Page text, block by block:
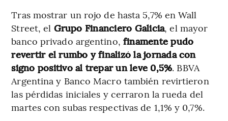
Tras mostrar un rojo de hasta 5,7% en Wall
Street, el Grupo Financiero Galicia, el mayor
banco privado argentino, finamente pudo
revertir el rumbo y finalizó la jornada con
signo positivo al trepar un leve 0,5%. BBVA
Argentina y Banco Macro también revirtieron
las pérdidas iniciales y cerraron la rueda del
martes con subas respectivas de 1,1% y 0,7%.